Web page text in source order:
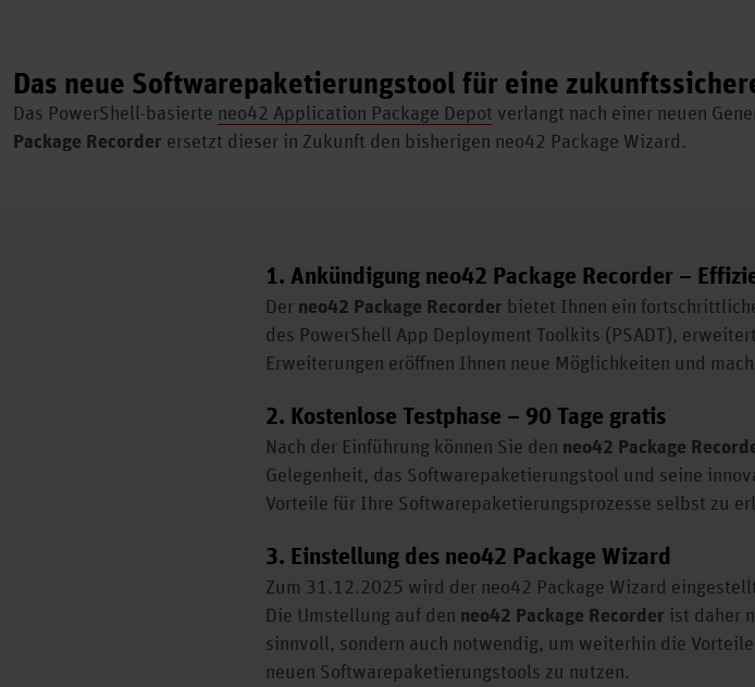
Das neue Softwarepaketierungstool für eine
Das PowerShell-basierte neo42 Application Package Depot verlangt nach einer neuen
Package Recorder ersetzt dieser in Zukunft den bisherigen neo42 Package Wizard.
1. Ankündigung neo42 Package Recorder –
Der neo42 Package Recorder bietet Ihnen ein
des PowerShell App Deployment Toolkits (PSADT),
Erweiterungen eröffnen Ihnen neue Möglichkeiten und
2. Kostenlose Testphase – 90 Tage gratis
Nach der Einführung können Sie den neo42 Package
Gelegenheit, das Softwarepaketierungstool und seine
Vorteile für Ihre Softwarepaketierungsprozesse selbst zu
3. Einstellung des neo42 Package Wizard
Zum 31.12.2025 wird der neo42 Package Wizard
Die Umstellung auf den neo42 Package Recorder ist daher
sinnvoll, sondern auch notwendig, um weiterhin die
neuen Softwarepaketierungstools zu nutzen.